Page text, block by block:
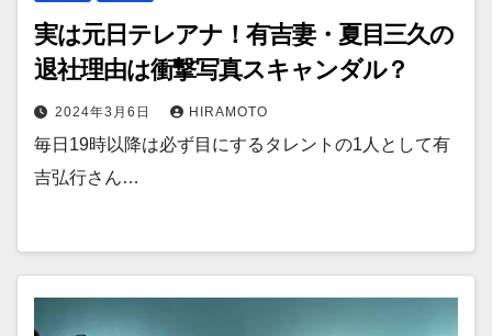
実は元日テレアナ！有吉妻・夏目三久の
退社理由は衝撃写真スキャンダル？
2024年3月6日 HIRAMOTO
毎日19時以降は必ず目にするタレントの1人として有
吉弘行さん…